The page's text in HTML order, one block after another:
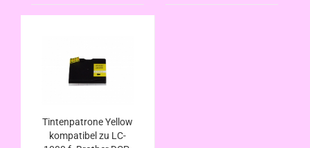
Tintenpatrone Yellow
kompatibel zu LC-